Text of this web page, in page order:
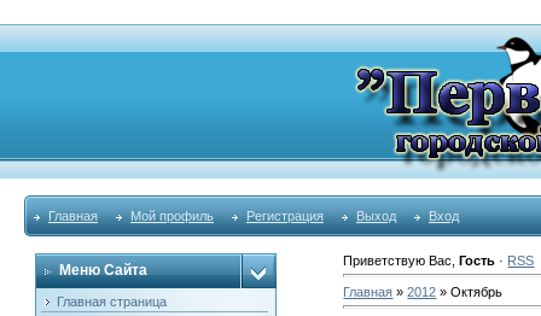
Главная Мой профиль Регистрация Выход Вход
Меню Сайта
Главная страница
Приветствую Вас ,Гость · RSS
Главная »2012 » Октябрь